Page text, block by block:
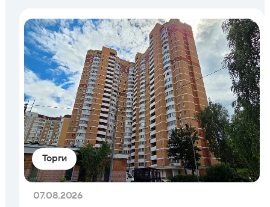
Торги
07.08.2026